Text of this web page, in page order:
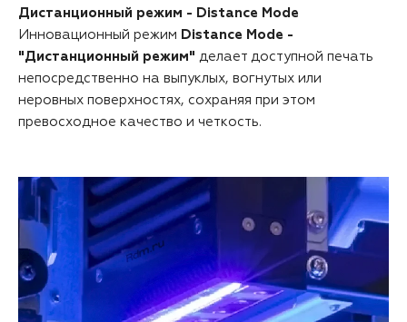
Дистанционный режим - Distance Mode
Инновационный режим Distance Mode -
"Дистанционный режим" делает доступной печать
непосредственно на выпуклых, вогнутых или
неровных поверхностях, сохраняя при этом
превосходное качество и четкость.